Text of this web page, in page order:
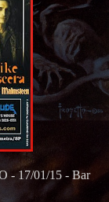
- 17/01/15 - Bar